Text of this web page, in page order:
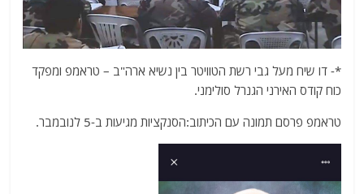
*- דו שיח מעל גבי רשת הטוויטר בין נשיא ארה"ב – טראמפ ומפקד
כוח קודס האירני הגנרל סולימני.
טראמפ פרסם תמונה עם הכיתוב:הסנקציות מגיעות ב-5 לנובמבר.